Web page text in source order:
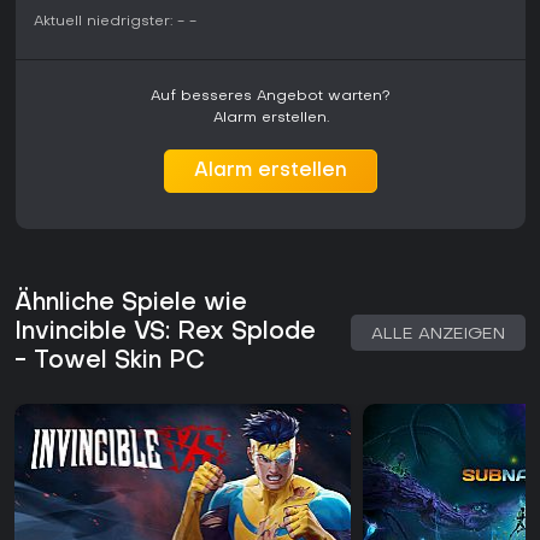
Aktuell niedrigster: - -
Auf besseres Angebot warten?
Alarm erstellen.
Alarm erstellen
Ähnliche Spiele wie
Invincible VS: Rex Splode
- Towel Skin PC
ALLE ANZEIGEN